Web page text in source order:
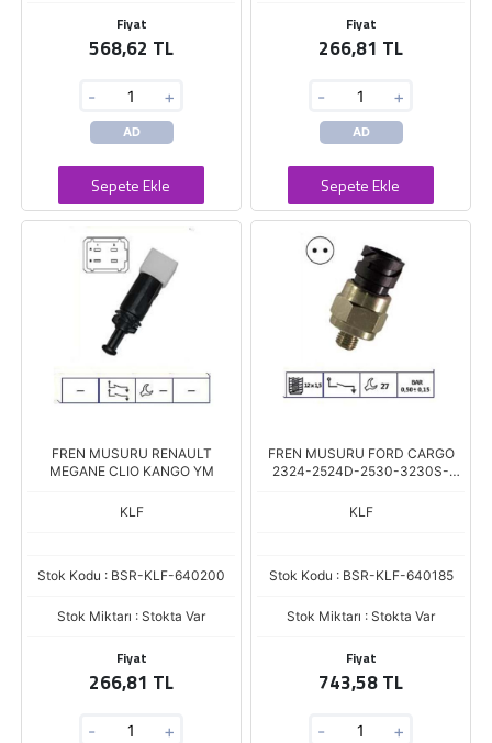
Fiyat
568,62 TL
- +
AD
Sepete Ekle
Fiyat
266,81 TL
- +
AD
Sepete Ekle
FREN MUSURU RENAULT
MEGANE CLIO KANGO YM
KLF
Stok Kodu : BSR-KLF-640200
Stok Miktarı : Stokta Var
Fiyat
266,81 TL
- +
FREN MUSURU FORD CARGO
2324-2524D-2530-3230S-
KLF
Stok Kodu : BSR-KLF-640185
Stok Miktarı : Stokta Var
Fiyat
743,58 TL
- +